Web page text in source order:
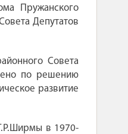
Пружанского
Депутатов
Совета
по решению
развитие
в 1970-